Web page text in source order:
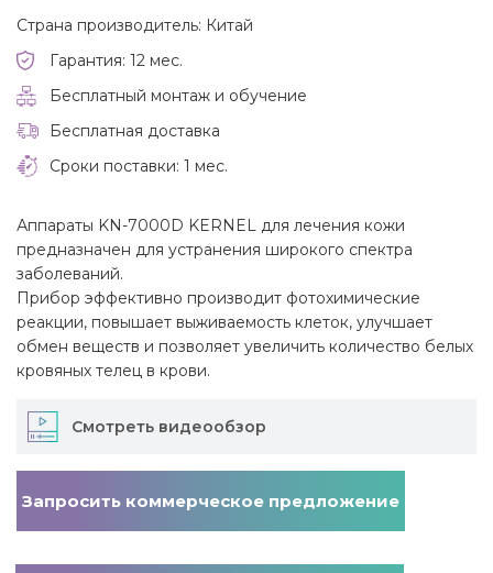
Страна производитель: Китай
Гарантия: 12 мес.
Бесплатный монтаж и обучение
Бесплатная доставка
Сроки поставки: 1 мес.
Аппараты KN-7000D KERNEL для лечения кожи
предназначен для устранения широкого спектра
заболеваний.
Прибор эффективно производит фотохимические
реакции, повышает выживаемость клеток, улучшает
обмен веществ и позволяет увеличить количество белых
кровяных телец в крови.
Смотреть видеообзор
Запросить коммерческое предложение